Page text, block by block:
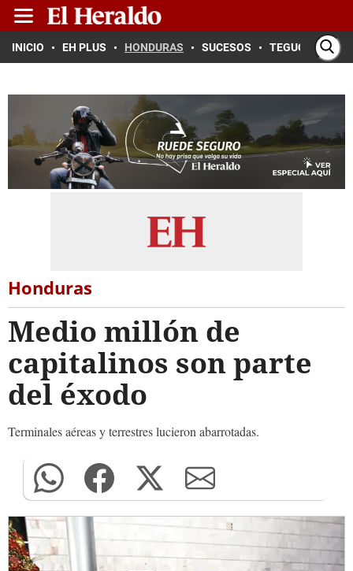
INICIO EH PLUS HONDURAS SUCESOS TEGUCIGALPA
Honduras
Medio millón de
capitalinos son parte
del éxodo
Terminales aéreas y terrestres lucieron abarrotadas.